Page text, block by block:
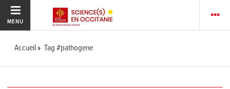
MENU
Accueil Tag #pathogene